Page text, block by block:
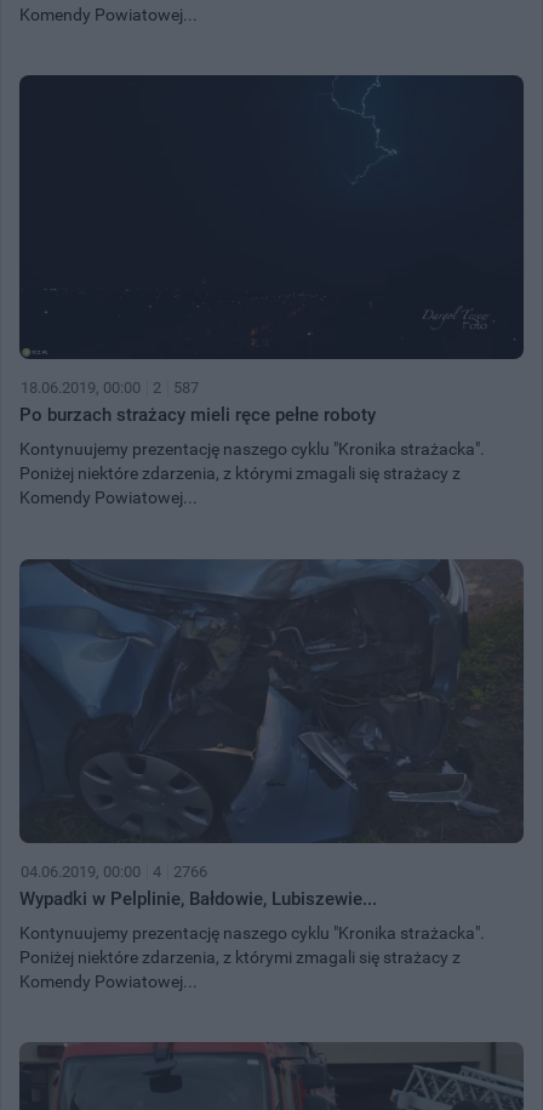
Komendy Powiatowej...
18.06.2019, 00:00 2 587
Po burzach strażacy mieli ręce pełne roboty
Kontynuujemy prezentację naszego cyklu "Kronika strażacka".
Poniżej niektóre zdarzenia, z którymi zmagali się strażacy z
Komendy Powiatowej...
04.06.2019, 00:00 4 2766
Wypadki w Pelplinie, Bałdowie, Lubiszewie...
Kontynuujemy prezentację naszego cyklu "Kronika strażacka".
Poniżej niektóre zdarzenia, z którymi zmagali się strażacy z
Komendy Powiatowej...